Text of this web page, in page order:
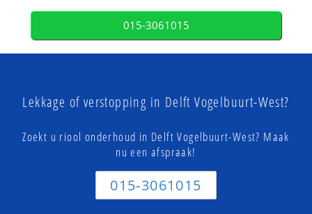
015-3061015
Lekkage of verstopping in Delft Vogelbuurt-West?
Zoekt u riool onderhoud in Delft Vogelbuurt-West? Maak
nu een afspraak!
015-3061015